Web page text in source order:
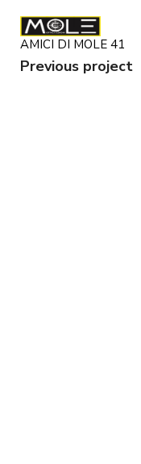
AMICI DI MOLE 41
Previous project